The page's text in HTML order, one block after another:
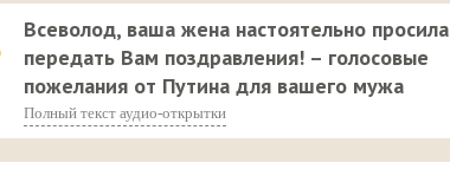
Всеволод, ваша жена настоятельно просила
передать Вам поздравления! – голосовые
пожелания от Путина для вашего мужа
Полный текст аудио-открытки